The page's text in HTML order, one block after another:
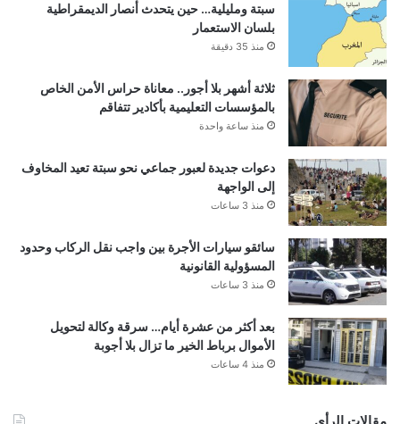
سبتة ومليلية… حين يتحدث أنصار الديمقراطية
بلسان الاستعمار
منذ 35 دقيقة
ثلاثة أشهر بلا أجور.. معاناة حراس الأمن الخاص
بالمؤسسات التعليمية بأكادير تتفاقم
منذ ساعة واحدة
دعوات جديدة لعبور جماعي نحو سبتة تعيد المخاوف
إلى الواجهة
منذ 3 ساعات
سائقو سيارات الأجرة بين واجب نقل الركاب وحدود
المسؤولية القانونية
منذ 3 ساعات
بعد أكثر من عشرة أيام… سرقة وكالة لتحويل
الأموال برباط الخير ما تزال بلا أجوبة
منذ 4 ساعات